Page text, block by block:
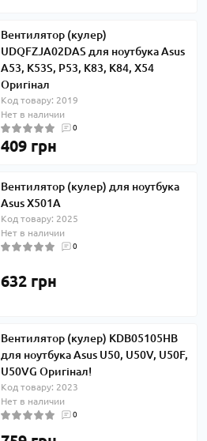
Вентилятор (кулер)
UDQFZJA02DAS для ноутбука Asus
A53, K53S, P53, K83, K84, X54
Оригінал
Код товару: 2019
Нет в наличии
0
409 грн
Вентилятор (кулер) для ноутбука
Asus X501A
Код товару: 2025
Нет в наличии
0
632 грн
Вентилятор (кулер) KDB05105HB
для ноутбука Asus U50, U50V, U50F,
U50VG Оригінал!
Код товару: 2023
Нет в наличии
0